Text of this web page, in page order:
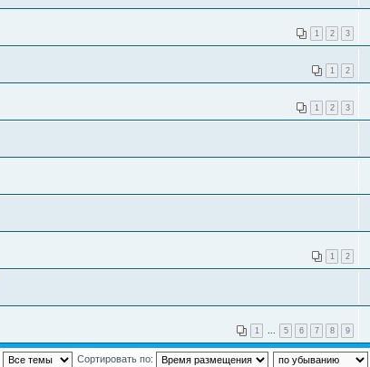
1 2 3
1 2
1 2 3
1 2
1 ... 5 6 7 8 9
Сортировать по: